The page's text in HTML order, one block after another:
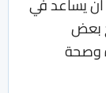
بعض
وصحة